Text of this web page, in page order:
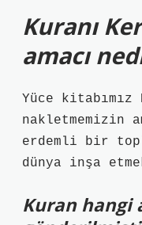
Kuranı
amacı
Yüce kitabımız
nakletmemizin
erdemli bir
dünya inşa
Kuran hangi